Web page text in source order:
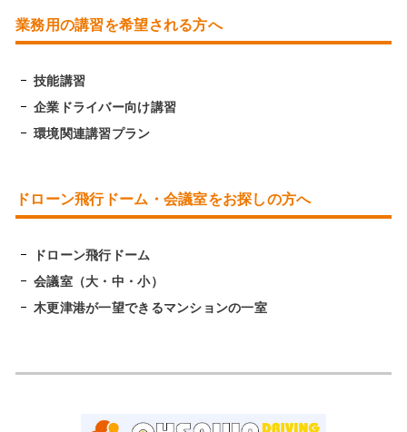
業務用の講習を希望される方へ
技能講習
企業ドライバー向け講習
環境関連講習プラン
ドローン飛行ドーム・会議室をお探しの方へ
ドローン飛行ドーム
会議室（大・中・小）
木更津港が一望できるマンションの一室